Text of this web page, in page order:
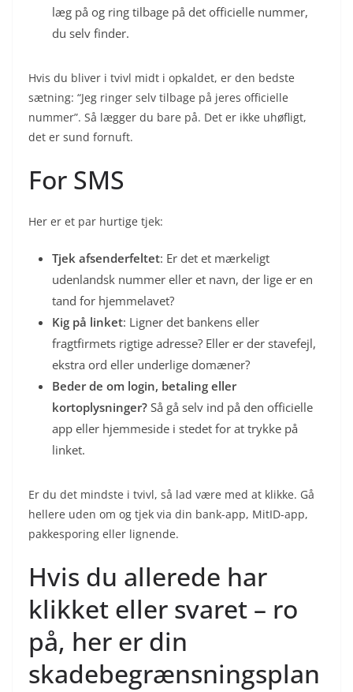
læg på og ring tilbage på det officielle nummer,
du selv finder.
Hvis du bliver i tvivl midt i opkaldet, er den bedste
sætning: “Jeg ringer selv tilbage på jeres officielle
nummer”. Så lægger du bare på. Det er ikke uhøfligt,
det er sund fornuft.
For SMS
Her er et par hurtige tjek:
Tjek afsenderfeltet: Er det et mærkeligt
udenlandsk nummer eller et navn, der lige er en
tand for hjemmelavet?
Kig på linket: Ligner det bankens eller
fragtfirmets rigtige adresse? Eller er der stavefejl,
ekstra ord eller underlige domæner?
Beder de om login, betaling eller
kortoplysninger? Så gå selv ind på den officielle
app eller hjemmeside i stedet for at trykke på
linket.
Er du det mindste i tvivl, så lad være med at klikke. Gå
hellere uden om og tjek via din bank-app, MitID-app,
pakkesporing eller lignende.
Hvis du allerede har
klikket eller svaret – ro
på, her er din
skadebegrænsningsplan